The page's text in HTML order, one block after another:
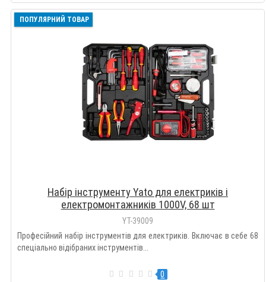
ПОПУЛЯРНИЙ ТОВАР
Набір інструменту Yato для електриків і
електромонтажників 1000V, 68 шт
YT-39009
Професійний набір інструментів для електриків. Включає в себе 68
спеціально відібраних інструментів...
0